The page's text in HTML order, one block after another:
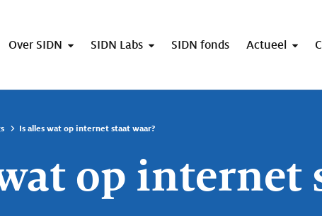
Over SIDN SIDN Labs SIDN fonds Actueel
Is alles wat op internet staat waar?
op internet